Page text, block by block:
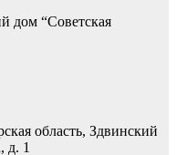
дом “Советская
область, Здвинский
д. 1